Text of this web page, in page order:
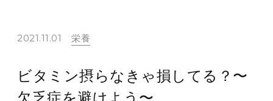
2021.11.01 栄養
ビタミン摂らなきゃ損してる？〜
欠乏症を避けよう〜